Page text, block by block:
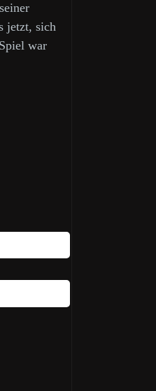
jetzt, sich
war